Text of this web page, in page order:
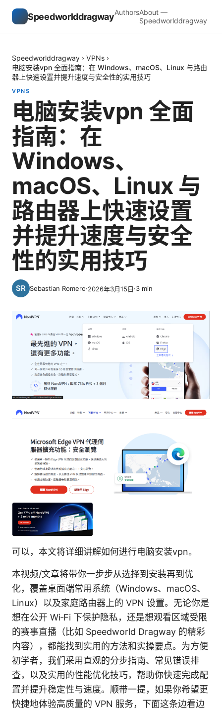
SpeedworlddragwayAuthorsAbout —
Speedworlddragway
Speedworlddragway › VPNs ›
电脑安装vpn 全面指南：在 Windows、macOS、Linux 与路由
器上快速设置并提升速度与安全性的实用技巧
VPNS
电脑安装vpn 全面
指南：在
Windows、
macOS、Linux 与
路由器上快速设置
并提升速度与安全
性的实用技巧
Sebastian Romero·2026年3月15日·3 min
可以，本文将详细讲解如何进行电脑安装vpn。
本视频/文章将带你一步步从选择到安装再到优
化，覆盖桌面端常用系统（Windows、macOS、
Linux）以及家庭路由器上的 VPN 设置。无论你是
想在公开 Wi‑Fi 下保护隐私，还是想观看区域受限
的赛事直播（比如 Speedworld Dragway 的精彩
内容），都能找到实用的方法和实操要点。为方便
初学者，我们采用直观的分步指南、常见错误排
查，以及实用的性能优化技巧，帮助你快速完成配
置并提升稳定性与速度。顺带一提，如果你希望更
快捷地体验高质量的 VPN 服务，下面这条边看边